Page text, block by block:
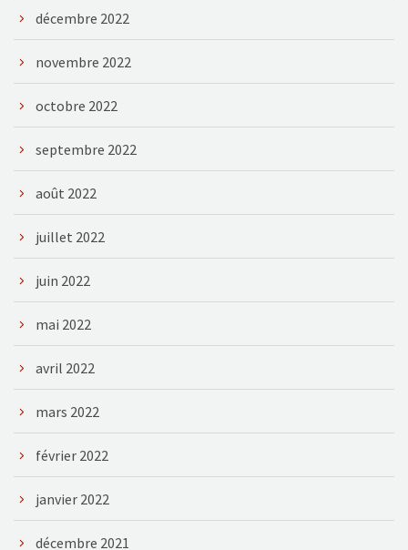
décembre 2022
novembre 2022
octobre 2022
septembre 2022
août 2022
juillet 2022
juin 2022
mai 2022
avril 2022
mars 2022
février 2022
janvier 2022
décembre 2021